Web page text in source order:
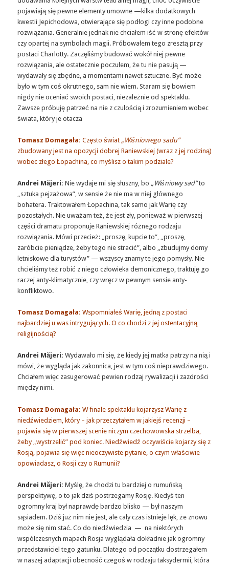
pojawiają się pewne elementy umowne —kilka dodatkowych
kwestii Jepichodowa, otwierające się podłogi czy inne podobne
rozwiązania. Generalnie jednak nie chciałem iść w stronę efektów
czy opartej na symbolach magii. Próbowałem tego zresztą przy
postaci Charlotty. Zaczęliśmy budować wokół niej pewne
rozwiązania, ale ostatecznie poczułem, że tu nie pasują —
wydawały się zbędne, a momentami nawet sztuczne. Być może
było w tym coś okrutnego, sam nie wiem. Staram się bowiem
nigdy nie oceniać swoich postaci, niezależnie od spektaklu.
Zawsze próbuję patrzeć na nie z czułością i zrozumieniem wobec
świata, który je otacza
Tomasz Domagała: Często świat „Wiśniowego sadu”
zbudowany jest na opozycji dobrej Raniewskiej (wraz z jej rodziną)
wobec złego Łopachina, co myślisz o takim podziale?
Andrei Măjeri: Nie wydaje mi się słuszny, bo „Wiśniowy sad”to
„sztuka pejzażowa”, w sensie że nie ma w niej głównego
bohatera. Traktowałem Łopachina, tak samo jak Warię czy
pozostałych. Nie uważam też, że jest zły, ponieważ w pierwszej
części dramatu proponuje Raniewskiej różnego rodzaju
rozwiązania. Mówi przecież: „proszę, kupcie to”, „proszę,
zaróbcie pieniądze, żeby tego nie stracić”, albo „zbudujmy domy
letniskowe dla turystów” — wszyscy znamy te jego pomysły. Nie
chcieliśmy też robić z niego człowieka demonicznego, traktuję go
raczej anty-klimatycznie, czy wręcz w pewnym sensie anty-
konfliktowo.
Tomasz Domagała: Wspomniałeś Warię, jedną z postaci
najbardziej u was intrygujących. O co chodzi z jej ostentacyjną
religijnością?
Andrei Măjeri: Wydawało mi się, że kiedy jej matka patrzy na nią i
mówi, że wygląda jak zakonnica, jest w tym coś nieprawdziwego.
Chciałem więc zasugerować pewien rodzaj rywalizacji i zazdrości
między nimi.
Tomasz Domagała: W finale spektaklu kojarzysz Warię z
niedźwiedziem, który – jak przeczytałem w jakiejś recenzji –
pojawia się w pierwszej scenie niczym czechowowska strzelba,
żeby „wystrzelić” pod koniec. Niedźwiedź oczywiście kojarzy się z
Rosją, pojawia się więc nieoczywiste pytanie, o czym właściwie
opowiadasz, o Rosji czy o Rumunii?
Andrei Măjeri: Myślę, że chodzi tu bardziej o rumuńską
perspektywę, o to jak dziś postrzegamy Rosję. Kiedyś ten
ogromny kraj był naprawdę bardzo blisko — był naszym
sąsiadem. Dziś już nim nie jest, ale cały czas istnieje lęk, że znowu
może się nim stać. Co do niedźwiedzia — na niektórych
współczesnych mapach Rosja wyglądała dokładnie jak ogromny
przedstawiciel tego gatunku. Dlatego od początku dostrzegałem
w naszej adaptacji obecność czegoś w rodzaju taksydermii, która